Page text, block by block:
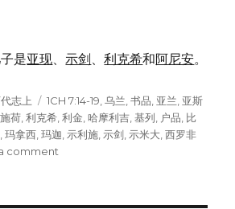
是亚现、示剑、利克希和阿尼安。
志上 Tags
1CH 7:14-19 ,乌兰 ,书品 亚兰 亚斯
荷 ,利克希 ,利金 ,哈摩利吉 ,基列 户品 比
,玛拿西 ,玛迦 示利施 示剑 示米大 ,西罗非
comment